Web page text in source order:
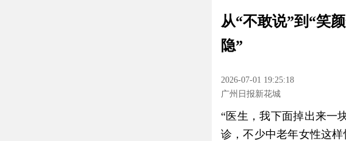
从“不敢说”到“笑
隐”
2026-07-01 19:25:18
广州日报新花城
“医生，我下面掉出来一
诊，不少中老年女性这